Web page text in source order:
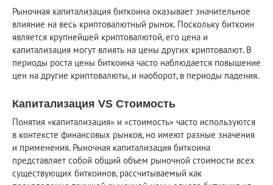
Рыночная капитализация биткоина оказывает значительное
влияние на весь криптовалютный рынок. Поскольку биткоин
является крупнейшей криптовалютой, его цена и
капитализация могут влиять на цены других криптовалют. В
периоды роста цены биткоина часто наблюдается повышение
цен на другие криптовалюты, и наоборот, в периоды падения.
Капитализация VS Стоимость
Понятия «капитализация» и «стоимость» часто используются
в контексте финансовых рынков, но имеют разные значения
и применения. Рыночная капитализация биткоина
представляет собой общий объем рыночной стоимости всех
существующих биткоинов, рассчитываемый как